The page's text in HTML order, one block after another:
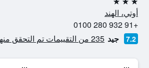
3 نجوم
أوتي، الهند
+91 932 280 0100
7.2 جيد 235 من التقييمات تم التحقق منها